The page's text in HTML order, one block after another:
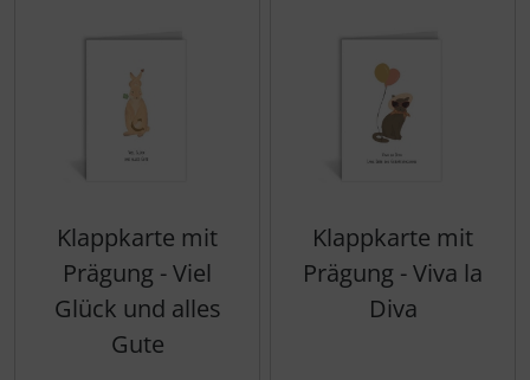
Klappkarte mit
Prägung - Viel
Glück und alles
Gute
Klappkarte mit
Prägung - Viva la
Diva